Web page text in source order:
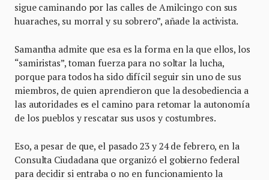
sigue caminando por las calles de Amilcingo con sus
huaraches, su morral y su sobrero”, añade la activista.
Samantha admite que esa es la forma en la que ellos, los
“samiristas”, toman fuerza para no soltar la lucha,
porque para todos ha sido difícil seguir sin uno de sus
miembros, de quien aprendieron que la desobediencia a
las autoridades es el camino para retomar la autonomía
de los pueblos y rescatar sus usos y costumbres.
Eso, a pesar de que, el pasado 23 y 24 de febrero, en la
Consulta Ciudadana que organizó el gobierno federal
para decidir si entraba o no en funcionamiento la